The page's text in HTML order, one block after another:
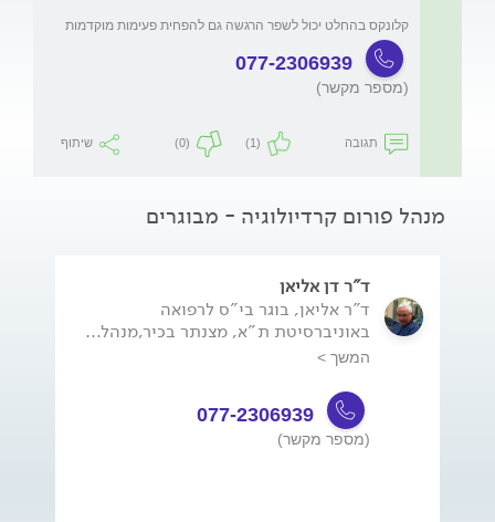
קלונקס בהחלט יכול לשפר הרגשה גם להפחית פעימות מוקדמות
077-2306939
(מספר מקשר)
תגובה (1)
(0) שיתוף
מנהל פורום קרדיולוגיה - מבוגרים
ד"ר דן אליאן
ד"ר אליאן, בוגר בי"ס לרפואה
באוניברסיטת ת"א, מצנתר בכיר,מנהל...
המשך >
077-2306939
(מספר מקשר)